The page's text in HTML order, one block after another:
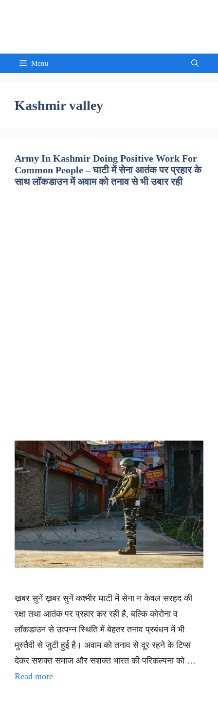
Menu
Kashmir valley
Army In Kashmir Doing Positive Work For
Common People – घाटी में सेना आतंक पर प्रहार के
साथ लॉकडाउन में अवाम को तनाव से भी उबार रही
ख़बर सुनें ख़बर सुनें कश्मीर घाटी में सेना न केवल सरहद की
रक्षा तथा आतंक पर प्रहार कर रही है, बल्कि कोरोना व
लॉकडाउन से उत्पन्न स्थिति में बेहतर तनाव प्रबंधन में भी
मुस्तैदी से जुटी हुई है। अवाम को तनाव से दूर रहने के टिप्स
देकर सशक्त समाज और सशक्त भारत की परिकल्पना को …
Read more